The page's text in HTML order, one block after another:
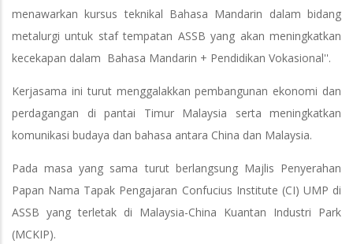
menawarkan kursus teknikal Bahasa Mandarin dalam bidang
metalurgi untuk staf tempatan ASSB yang akan meningkatkan
kecekapan dalam Bahasa Mandarin + Pendidikan Vokasional''.
Kerjasama ini turut menggalakkan pembangunan ekonomi dan
perdagangan di pantai Timur Malaysia serta meningkatkan
komunikasi budaya dan bahasa antara China dan Malaysia.
Pada masa yang sama turut berlangsung Majlis Penyerahan
Papan Nama Tapak Pengajaran Confucius Institute (CI) UMP di
ASSB yang terletak di Malaysia-China Kuantan Industri Park
(MCKIP).